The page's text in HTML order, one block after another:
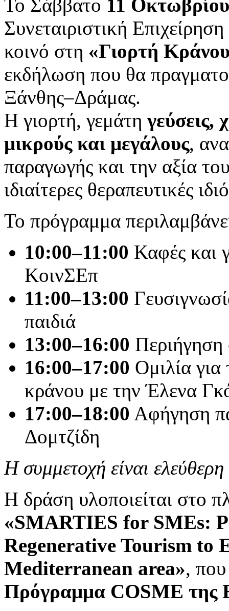
Το Σάββατο 11
Συνεταιριστική Επιχείρηση
κοινό στη «Γιορτή
εκδήλωση που θα
Ξάνθης–Δράμας.
Η γιορτή, γεμάτηγεύσεις,
μικρούς και μεγάλους,
παραγωγής και την αξία
ιδιαίτερες θεραπευτικές
Το πρόγραμμα
10:00–11:00 Καφές και
ΚοινΣΕπ
11:00–13:00
παιδιά
13:00–16:00 Περιήγηση
16:00–17:00 Ομιλία για
κράνου με την Έλενα
17:00–18:00 Αφήγηση
Δομτζίδη
Η συμμετοχή είναι ελεύθερη
Η δράση υλοποιείται στο
«SMARTIES for SMEs:
Regenerative Tourism to
Mediterranean area», που
Πρόγραμμα COSME της